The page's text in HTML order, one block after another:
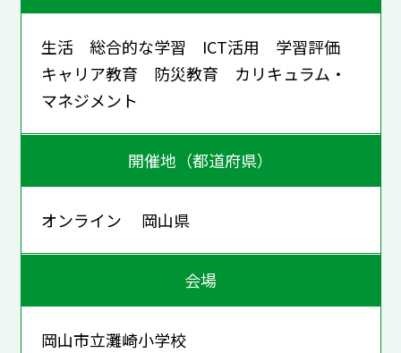
生活 総合的な学習 ICT活用 学習評価
キャリア教育 防災教育 カリキュラム・
マネジメント
開催地（都道府県）
オンライン 岡山県
会場
岡山市立灘崎小学校